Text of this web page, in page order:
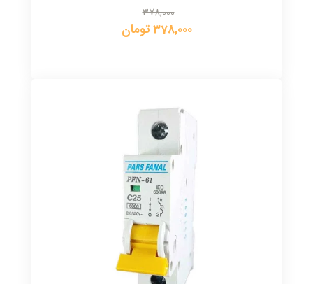
378,000
378,000 تومان